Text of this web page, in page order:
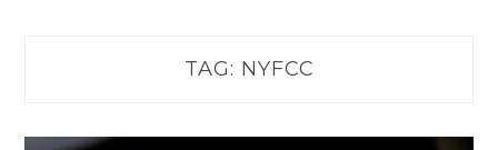
TAG: NYFCC